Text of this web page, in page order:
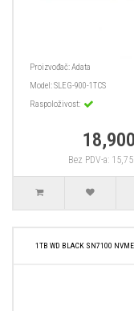
Proizvođač:Adata
Model:SLEG-900-1TCS
Raspoloživost:
18,900
Bez PDV-a:
1TB WD BLACK SN7100